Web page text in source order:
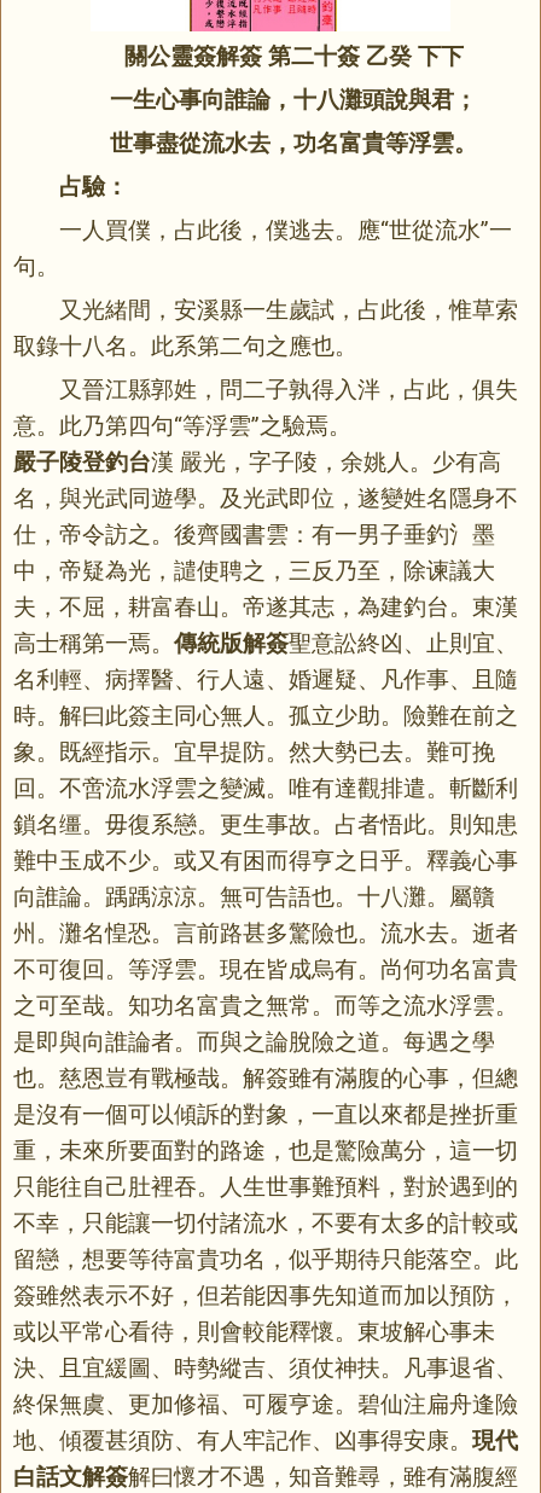
關公靈簽解簽 第二十簽 乙癸 下下
一生心事向誰論，十八灘頭說與君；
世事盡從流水去，功名富貴等浮雲。
占驗：
一人買僕，占此後，僕逃去。應“世從流水”一
句。
又光緒間，安溪縣一生歲試，占此後，惟草索
取錄十八名。此系第二句之應也。
又晉江縣郭姓，問二子孰得入泮，占此，俱失
意。此乃第四句“等浮雲”之驗焉。
嚴子陵登釣台漢 嚴光，字子陵，余姚人。少有高
名，與光武同遊學。及光武即位，遂變姓名隱身不
仕，帝令訪之。後齊國書雲：有一男子垂釣氵墨
中，帝疑為光，譴使聘之，三反乃至，除谏議大
夫，不屈，耕富春山。帝遂其志，為建釣台。東漢
高士稱第一焉。 傳統版解簽聖意訟終凶、止則宜、
名利輕、病擇醫、行人遠、婚遲疑、凡作事、且隨
時。解曰此簽主同心無人。孤立少助。險難在前之
象。既經指示。宜早提防。然大勢已去。難可挽
回。不啻流水浮雲之變滅。唯有達觀排遣。斬斷利
鎖名缰。毋復系戀。更生事故。占者悟此。則知患
難中玉成不少。或又有困而得亨之日乎。釋義心事
向誰論。踽踽涼涼。無可告語也。十八灘。屬贛
州。灘名惶恐。言前路甚多驚險也。流水去。逝者
不可復回。等浮雲。現在皆成烏有。尚何功名富貴
之可至哉。知功名富貴之無常。而等之流水浮雲。
是即與向誰論者。而與之論脫險之道。每遇之學
也。慈恩豈有戰極哉。解簽雖有滿腹的心事，但總
是沒有一個可以傾訴的對象，一直以來都是挫折重
重，未來所要面對的路途，也是驚險萬分，這一切
只能往自己肚裡吞。人生世事難預料，對於遇到的
不幸，只能讓一切付諸流水，不要有太多的計較或
留戀，想要等待富貴功名，似乎期待只能落空。此
簽雖然表示不好，但若能因事先知道而加以預防，
或以平常心看待，則會較能釋懷。東坡解心事未
決、且宜緩圖、時勢縱吉、須仗神扶。凡事退省、
終保無虞、更加修福、可履亨途。碧仙注扁舟逢險
地、傾覆甚須防、有人牢記作、凶事得安康。 現代
白話文解簽解曰懷才不遇，知音難尋，雖有滿腹經